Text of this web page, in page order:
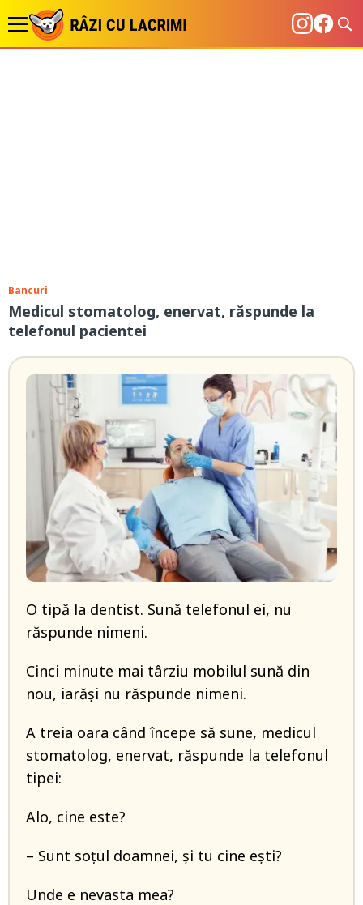
Bancuri
Medicul stomatolog, enervat, răspunde la
telefonul pacientei
O tipă la dentist. Sună telefonul ei, nu
răspunde nimeni.
Cinci minute mai târziu mobilul sună din
nou, iarăși nu răspunde nimeni.
A treia oara când începe să sune, medicul
stomatolog, enervat, răspunde la telefonul
tipei:
Alo, cine este?
– Sunt soțul doamnei, și tu cine ești?
Unde e nevasta mea?